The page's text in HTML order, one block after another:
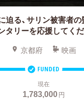
迫る、サリン被害者
タリーを応援してくだ
京都府 映画
FUNDED
現在
1,783,000円